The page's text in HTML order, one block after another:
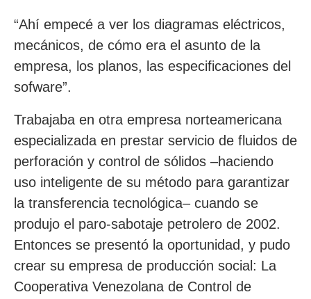
“Ahí empecé a ver los diagramas eléctricos,
mecánicos, de cómo era el asunto de la
empresa, los planos, las especificaciones del
sofware”.
Trabajaba en otra empresa norteamericana
especializada en prestar servicio de fluidos de
perforación y control de sólidos –haciendo
uso inteligente de su método para garantizar
la transferencia tecnológica– cuando se
produjo el paro-sabotaje petrolero de 2002.
Entonces se presentó la oportunidad, y pudo
crear su empresa de producción social: La
Cooperativa Venezolana de Control de